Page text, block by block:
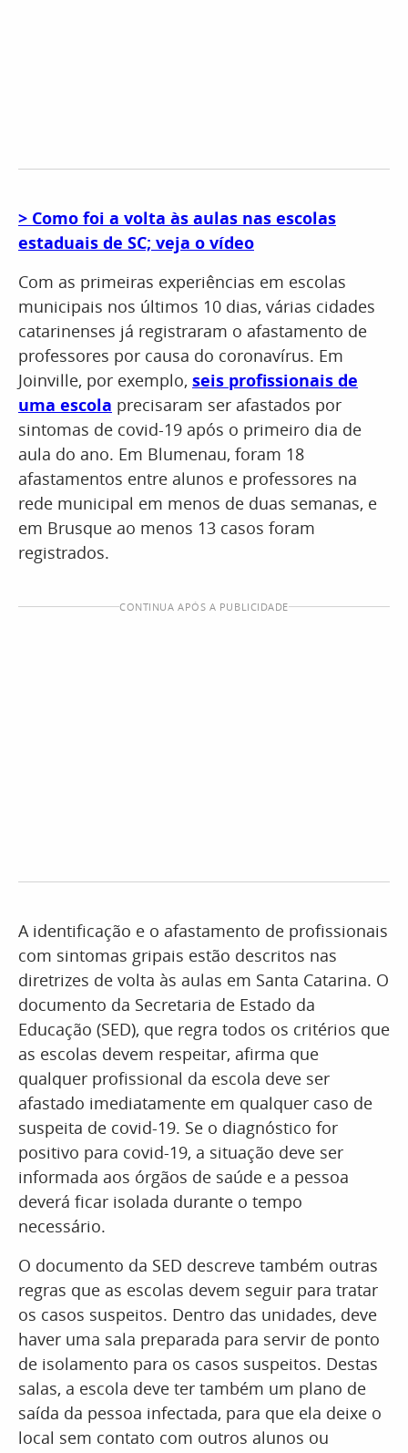
> Como foi a volta às aulas nas escolas
estaduais de SC; veja o vídeo
Com as primeiras experiências em escolas
municipais nos últimos 10 dias, várias cidades
catarinenses já registraram o afastamento de
professores por causa do coronavírus. Em
Joinville, por exemplo, seis profissionais de
uma escola precisaram ser afastados por
sintomas de covid-19 após o primeiro dia de
aula do ano. Em Blumenau, foram 18
afastamentos entre alunos e professores na
rede municipal em menos de duas semanas, e
em Brusque ao menos 13 casos foram
registrados.
CONTINUA APÓS A PUBLICIDADE
A identificação e o afastamento de profissionais
com sintomas gripais estão descritos nas
diretrizes de volta às aulas em Santa Catarina. O
documento da Secretaria de Estado da
Educação (SED), que regra todos os critérios que
as escolas devem respeitar, afirma que
qualquer profissional da escola deve ser
afastado imediatamente em qualquer caso de
suspeita de covid-19. Se o diagnóstico for
positivo para covid-19, a situação deve ser
informada aos órgãos de saúde e a pessoa
deverá ficar isolada durante o tempo
necessário.
O documento da SED descreve também outras
regras que as escolas devem seguir para tratar
os casos suspeitos. Dentro das unidades, deve
haver uma sala preparada para servir de ponto
de isolamento para os casos suspeitos. Destas
salas, a escola deve ter também um plano de
saída da pessoa infectada, para que ela deixe o
local sem contato com outros alunos ou